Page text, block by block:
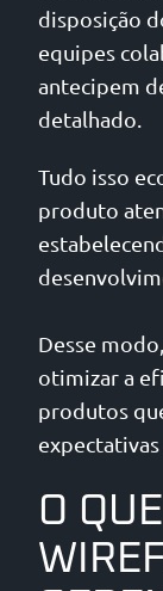
disposição
equipes
antecipem
detalhado.
Tudo isso
produto
Desse
otimizar a
produtos
O